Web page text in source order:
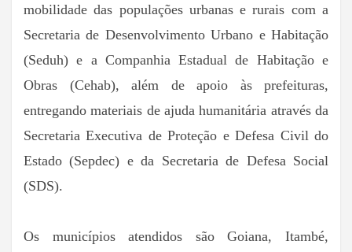
mobilidade das populações urbanas e rurais com a
Secretaria de Desenvolvimento Urbano e Habitação
(Seduh) e a Companhia Estadual de Habitação e
Obras (Cehab), além de apoio às prefeituras,
entregando materiais de ajuda humanitária através da
Secretaria Executiva de Proteção e Defesa Civil do
Estado (Sepdec) e da Secretaria de Defesa Social
(SDS).
Os municípios atendidos são Goiana, Itambé,